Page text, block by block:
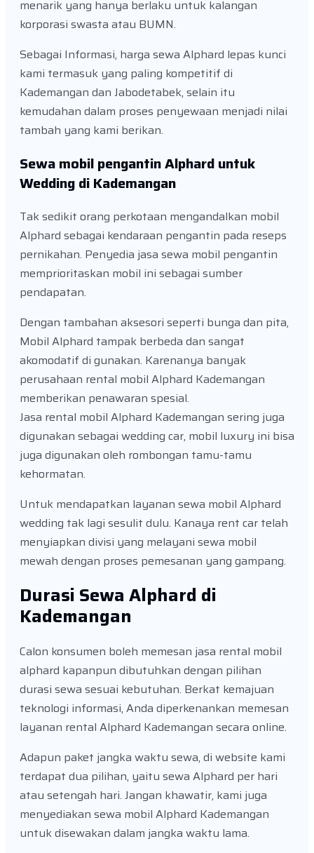
menarik yang hanya berlaku untuk kalangan
korporasi swasta atau BUMN.
Sebagai Informasi, harga sewa Alphard lepas kunci
kami termasuk yang paling kompetitif di
Kademangan dan Jabodetabek, selain itu
kemudahan dalam proses penyewaan menjadi nilai
tambah yang kami berikan.
Sewa mobil pengantin Alphard untuk
Wedding di Kademangan
Tak sedikit orang perkotaan mengandalkan mobil
Alphard sebagai kendaraan pengantin pada reseps
pernikahan. Penyedia jasa sewa mobil pengantin
memprioritaskan mobil ini sebagai sumber
pendapatan.
Dengan tambahan aksesori seperti bunga dan pita,
Mobil Alphard tampak berbeda dan sangat
akomodatif di gunakan. Karenanya banyak
perusahaan rental mobil Alphard Kademangan
memberikan penawaran spesial.
Jasa rental mobil Alphard Kademangan sering juga
digunakan sebagai wedding car, mobil luxury ini bisa
juga digunakan oleh rombongan tamu-tamu
kehormatan.
Untuk mendapatkan layanan sewa mobil Alphard
wedding tak lagi sesulit dulu. Kanaya rent car telah
menyiapkan divisi yang melayani sewa mobil
mewah dengan proses pemesanan yang gampang.
Durasi Sewa Alphard di
Kademangan
Calon konsumen boleh memesan jasa rental mobil
alphard kapanpun dibutuhkan dengan pilihan
durasi sewa sesuai kebutuhan. Berkat kemajuan
teknologi informasi, Anda diperkenankan memesan
layanan rental Alphard Kademangan secara online.
Adapun paket jangka waktu sewa, di website kami
terdapat dua pilihan, yaitu sewa Alphard per hari
atau setengah hari. Jangan khawatir, kami juga
menyediakan sewa mobil Alphard Kademangan
untuk disewakan dalam jangka waktu lama.